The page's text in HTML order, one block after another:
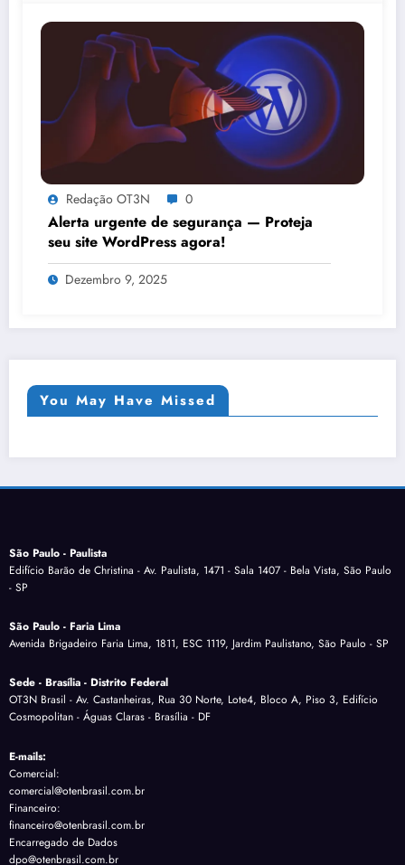
Redação OT3N 0
Alerta urgente de segurança — Proteja
seu site WordPress agora!
Dezembro 9, 2025
You May Have Missed
São Paulo - Paulista
Edifício Barão de Christina - Av. Paulista, 1471 - Sala 1407 - Bela Vista, São Paulo
- SP
São Paulo - Faria Lima
Avenida Brigadeiro Faria Lima, 1811, ESC 1119, Jardim Paulistano, São Paulo - SP
Sede - Brasília - Distrito Federal
OT3N Brasil - Av. Castanheiras, Rua 30 Norte, Lote4, Bloco A, Piso 3, Edifício
Cosmopolitan - Águas Claras - Brasília - DF
E-mails:
Comercial:
comercial@otenbrasil.com.br
Financeiro:
financeiro@otenbrasil.com.br
Encarregado de Dados
dpo@otenbrasil.com.br